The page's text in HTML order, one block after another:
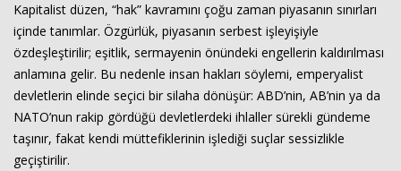
Kapitalist düzen, “hak” kavramını çoğu zaman piyasanın sınırları
içinde tanımlar. Özgürlük, piyasanın serbest işleyişiyle
özdeşleştirilir; eşitlik, sermayenin önündeki engellerin kaldırılması
anlamına gelir. Bu nedenle insan hakları söylemi, emperyalist
devletlerin elinde seçici bir silaha dönüşür: ABD’nin, AB’nin ya da
NATO’nun rakip gördüğü devletlerdeki ihlaller sürekli gündeme
taşınır, fakat kendi müttefiklerinin işlediği suçlar sessizlikle
geçiştirilir.